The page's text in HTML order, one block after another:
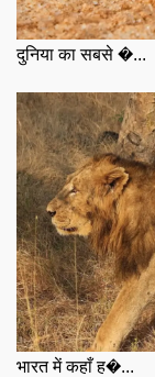
दुनिया का सबसे �...
भारत में कहाँ ह�...